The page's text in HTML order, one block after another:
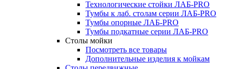
Технологические стойки ЛАБ-PRO
Тумбы к лаб. столам серии ЛАБ-PRO
Тумбы опорные ЛАБ-PRO
Тумбы подкатные серии ЛАБ-PRO
Столы мойки
Посмотреть все товары
Дополнительные изделия к мойкам